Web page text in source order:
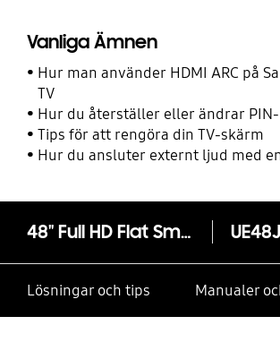
Vanliga Ämnen
Hur man använder HDMI ARC på
TV
Hur du återställer eller ändrar
Tips för att rengöra din TV-skärm
Hur du ansluter externt ljud med
48" Full HD Flat Smart TV J5605
Lösningar och tips Manualer